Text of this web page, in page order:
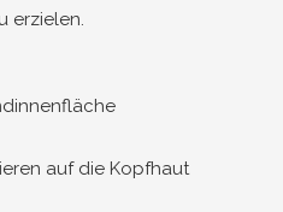
erzielen.
auf die Kopfhaut